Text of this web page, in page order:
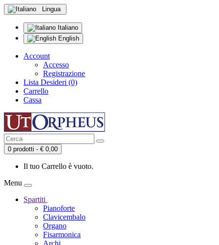
Lingua
Italiano
English
Account
Accesso
Registrazione
Lista Desideri (0)
Carrello
Cassa
0 prodotti - € 0,00
Il tuo Carrello è vuoto.
Menu
Spartiti
Pianoforte
Clavicembalo
Organo
Fisarmonica
Archi